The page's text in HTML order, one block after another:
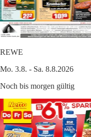
REWE
Mo. 3.8. - Sa. 8.8.2026
Noch bis morgen gültig